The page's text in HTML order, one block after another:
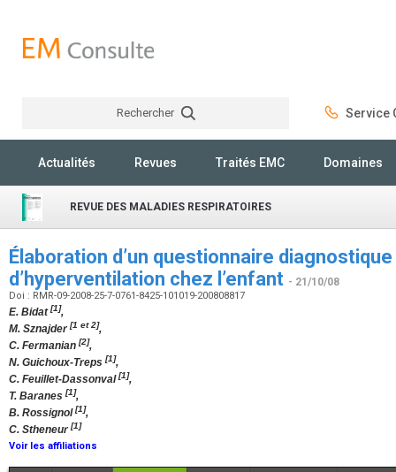
Rechercher Service
Actualités Revues Traités EMC Domaines
REVUE DES MALADIES RESPIRATOIRES
Élaboration d’un questionnaire
d’hyperventilation chez l’enfant - 21/10/08
Doi : RMR-09-2008-25-7-0761-8425-101019-200808817
E. Bidat[1],
M. Sznajder[1 et 2],
C. Fermanian [2],
N. Guichoux-Treps [1],
C. Feuillet-Dassonval[1],
T. Baranes [1],
B. Rossignol[1],
C. Stheneur[1]
Voir les affiliations